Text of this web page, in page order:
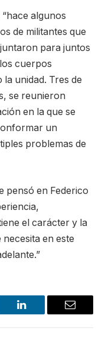
algunos
de militantes que
para juntos
cuerpos
unidad. Tres de
se reunieron
en la que se
un
problemas de
pensó en Federico
el carácter y la
en este
LinkedIn Email